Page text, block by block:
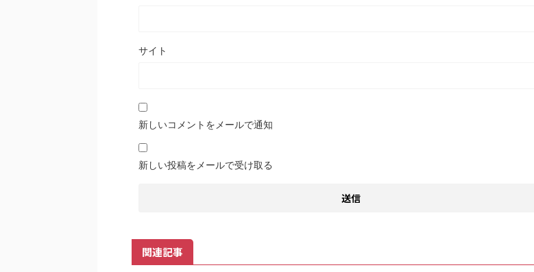
サイト
新しいコメントをメールで通知
新しい投稿をメールで受け取る
関連記事